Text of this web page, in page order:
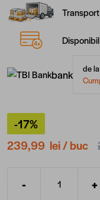
bank de la
-17%
239,99 lei/ buc
Cantitate
- +